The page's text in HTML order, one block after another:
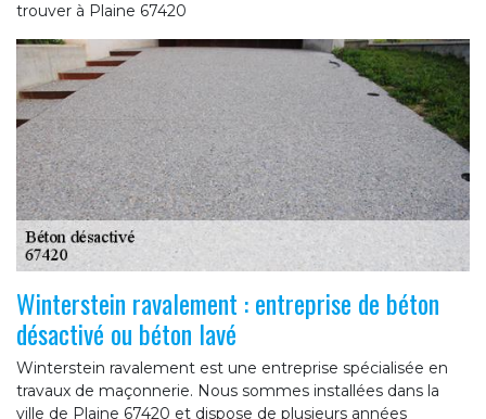
trouver à Plaine 67420
Winterstein ravalement : entreprise de béton
désactivé ou béton lavé
Winterstein ravalement est une entreprise spécialisée en
travaux de maçonnerie. Nous sommes installées dans la
ville de Plaine 67420 et dispose de plusieurs années